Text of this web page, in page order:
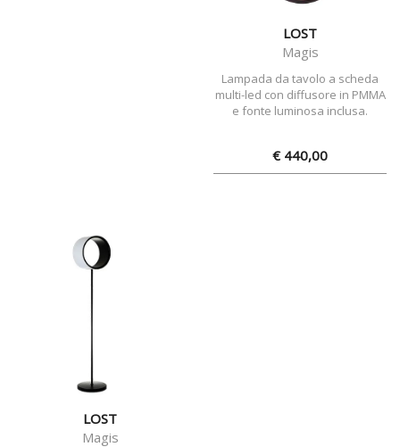
LOST
Magis
Lampada da tavolo a scheda
multi-led con diffusore in PMMA
e fonte luminosa inclusa.
€ 440,00
LOST
Magis